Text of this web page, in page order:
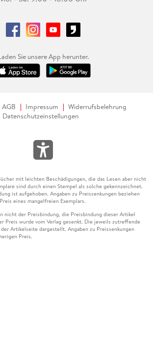
Sie unsere App herunter.
AGB Impressum
Widerrufsbelehrung
Datenschutzeinstellungen
mit leichten Beschädigungen, die das Lesen aber nicht
sind durch einen Stempel als solche gekennzeichnet.
ist aufgehoben. Angaben zu Preissenkungen beziehen
eines mangelfreien Exemplars.
nicht der Preisbindung, die Preisbindung dieser Artikel
Preis wurde vom Verlag gesenkt. Die jeweils zutreffende
Artikelseite dargestellt. Angaben zu Preissenkungen
Preis.